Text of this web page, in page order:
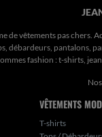
de vêtements pas chers.
débardeurs, pantalons,
fashion : t-shirts,
VÊTEMENTS
T-shirts